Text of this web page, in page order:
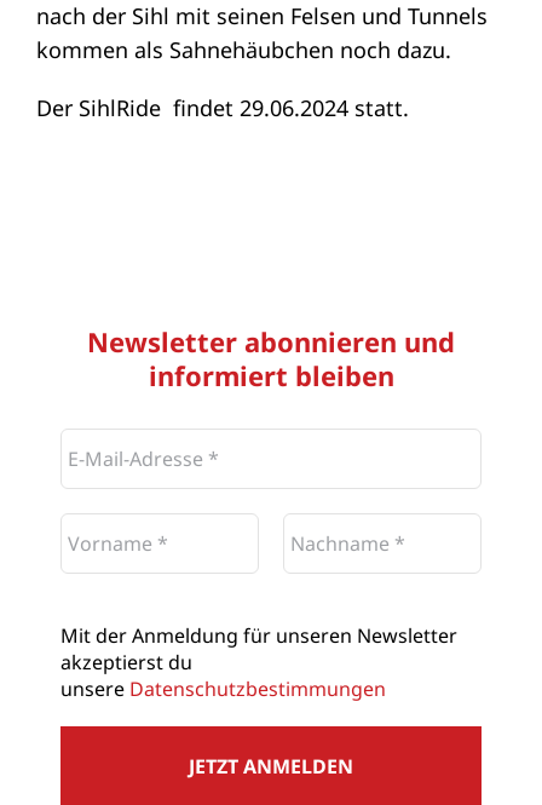
nach der Sihl mit seinen Felsen und Tunnels
kommen als Sahnehäubchen noch dazu.
Der SihlRide findet 29.06.2024 statt.
Newsletter abonnieren und
informiert bleiben
Mit der Anmeldung für unseren Newsletter
akzeptierst du
unsere Datenschutzbestimmungen